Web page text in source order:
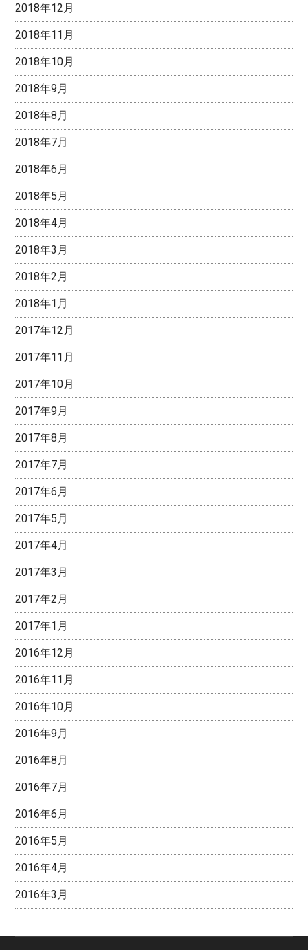
2018年12月
2018年11月
2018年10月
2018年9月
2018年8月
2018年7月
2018年6月
2018年5月
2018年4月
2018年3月
2018年2月
2018年1月
2017年12月
2017年11月
2017年10月
2017年9月
2017年8月
2017年7月
2017年6月
2017年5月
2017年4月
2017年3月
2017年2月
2017年1月
2016年12月
2016年11月
2016年10月
2016年9月
2016年8月
2016年7月
2016年6月
2016年5月
2016年4月
2016年3月